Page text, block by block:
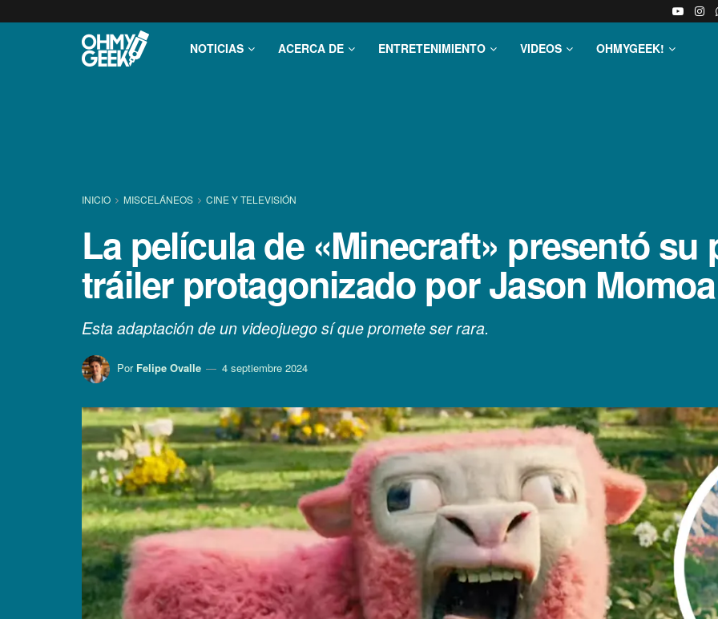
NOTICIAS ACERCA DE ENTRETENIMIENTO VIDEOS OHMYGEEK!
INICIO MISCELÁNEOS CINE Y TELEVISIÓN
La película de «Minecraft» presentó su
tráiler protagonizado por Jason
Esta adaptación de un videojuego sí que promete ser rara.
Por Felipe Ovalle 4 septiembre 2024